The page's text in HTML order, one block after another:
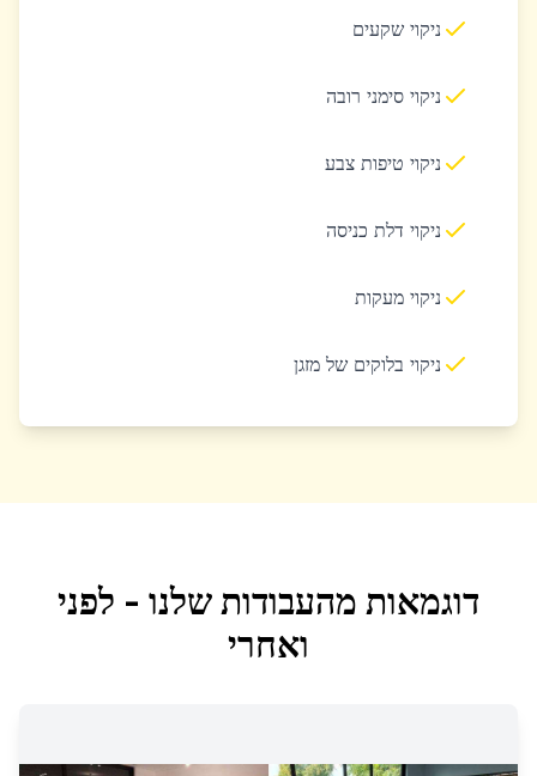
ניקוי שקעים
ניקוי סימני רובה
ניקוי טיפות צבע
ניקוי דלת כניסה
ניקוי מעקות
ניקוי בלוקים של מזגן
דוגמאות מהעבודות שלנו - לפני
ואחרי